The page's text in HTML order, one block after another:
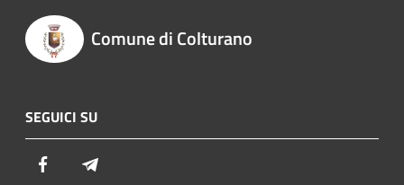
Comune di Colturano
SEGUICI SU
Facebook